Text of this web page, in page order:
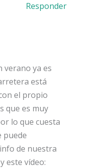
Responder
verano ya es
está
el propio
que es muy
lo que cuesta
puede
de nuestra
este vídeo: